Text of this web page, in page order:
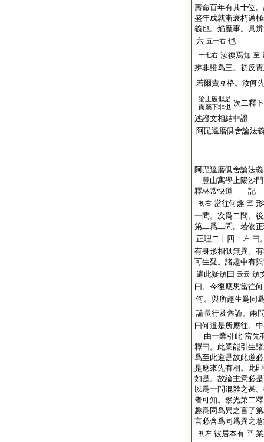
壽命百年有其十位
盛年成就漸衰朽邁
義也。焔魔事。具
六 五一右 也
十七右 汝復焉知 至
辨非證爲三。初反
若爾責互格。汝何
論主破似是
而屬下非也 次二釋
述證文相結非證
阿毘達磨倶舍論法
阿毘達磨倶舍論法
豐山寓學上陽沙門
釋林常快道 記
初右 當往何趣 至
一問。次爲二問。
第二爲二問。若依
正理二十四 十左 曰
有身形相似無異。
可生疑。諸趣中有
遣此疑頌曰 云云 頌
曰。今復應思當往
何。與所趣生爲同
論長行及舊論。兩
曰何道是所應往。
由一業引此 當先
釋曰。此業能引生
爲至此道是故此道
是應來先有相。此
如是。故論主意必
以爲一問混雜之甚
者可知。然光第二
趣爲同爲異之言了
言必含爲同爲異之
初左 彼居本有 至